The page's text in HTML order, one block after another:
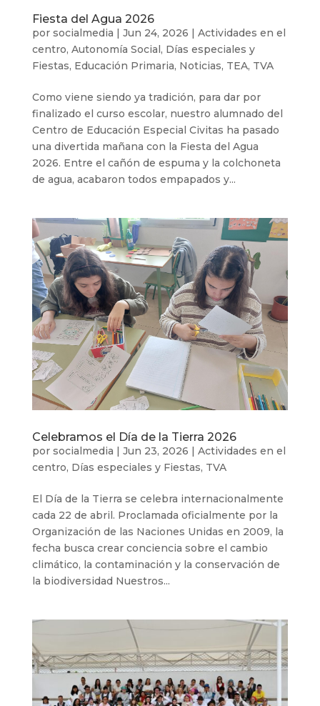
Fiesta del Agua 2026
por socialmedia | Jun 24, 2026 | Actividades en el
centro, Autonomía Social, Días especiales y
Fiestas, Educación Primaria, Noticias, TEA, TVA
Como viene siendo ya tradición, para dar por
finalizado el curso escolar, nuestro alumnado del
Centro de Educación Especial Civitas ha pasado
una divertida mañana con la Fiesta del Agua
2026. Entre el cañón de espuma y la colchoneta
de agua, acabaron todos empapados y...
Celebramos el Día de la Tierra 2026
por socialmedia | Jun 23, 2026 | Actividades en el
centro, Días especiales y Fiestas, TVA
El Día de la Tierra se celebra internacionalmente
cada 22 de abril. Proclamada oficialmente por la
Organización de las Naciones Unidas en 2009, la
fecha busca crear conciencia sobre el cambio
climático, la contaminación y la conservación de
la biodiversidad Nuestros...